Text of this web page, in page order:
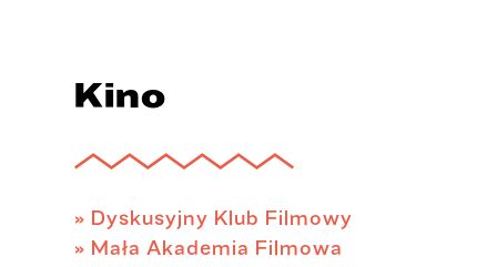
Kino
» Dyskusyjny Klub Filmowy
» Mała Akademia Filmowa